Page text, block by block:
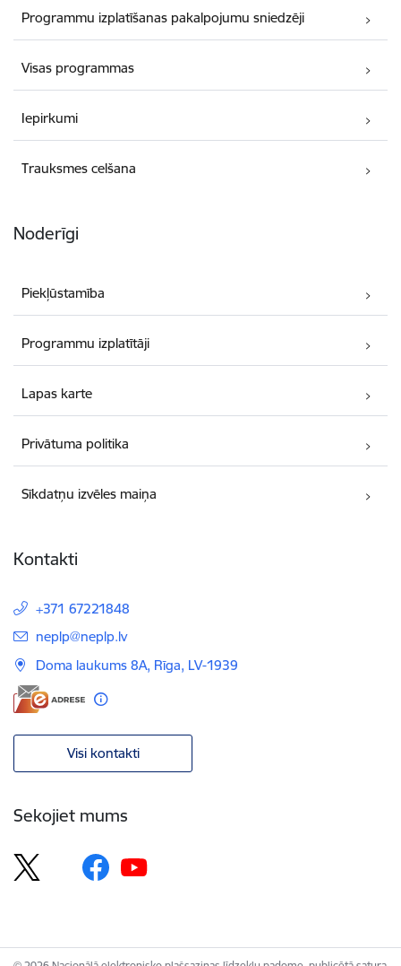
Programmu izplatīšanas pakalpojumu sniedzēji
Visas programmas
Iepirkumi
Trauksmes celšana
Noderīgi
Piekļūstamība
Programmu izplatītāji
Lapas karte
Privātuma politika
Sīkdatņu izvēles maiņa
Kontakti
+371 67221848
E-pasts:
neplp@neplp.lv
Doma laukums 8A, Rīga, LV-1939
Visi kontakti
Sekojiet mums